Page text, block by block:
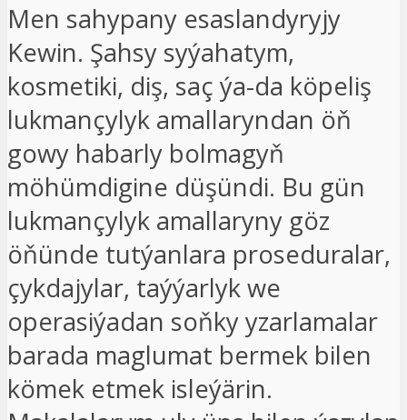
Men sahypany esaslandyryjy
Kewin. Şahsy syýahatym,
kosmetiki, diş, saç ýa-da köpeliş
lukmançylyk amallaryndan öň
gowy habarly bolmagyň
möhümdigine düşündi. Bu gün
lukmançylyk amallaryny göz
öňünde tutýanlara proseduralar,
çykdajylar, taýýarlyk we
operasiýadan soňky yzarlamalar
barada maglumat bermek bilen
kömek etmek isleýärin.